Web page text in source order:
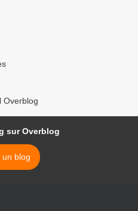
Overblog
sur Overblog
un blog